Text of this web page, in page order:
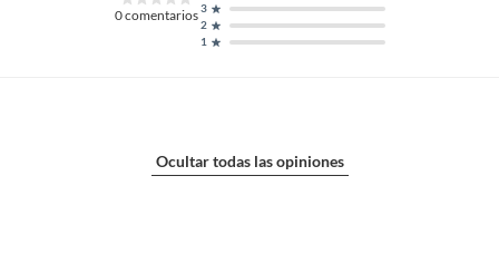
0comentarios
1
2
3
Ocultar todas las opiniones